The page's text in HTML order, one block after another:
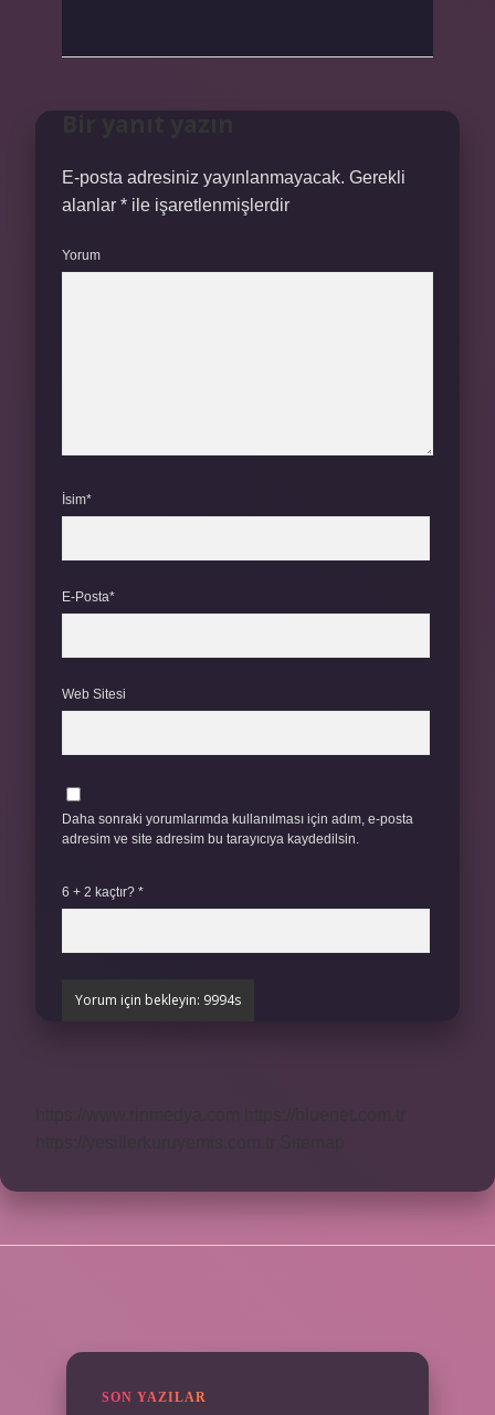
E-posta adresiniz yayınlanmayacak. Gerekli
alanlar * ile işaretlenmişlerdir
Yorum
İsim*
E-Posta*
Web Sitesi
Daha sonraki yorumlarımda kullanılması için adım, e-posta
adresim ve site adresim bu tarayıcıya kaydedilsin.
6 + 2 kaçtır? *
SON YAZILAR